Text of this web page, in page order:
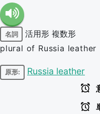
名詞 活用形 複数形
plural of Russia leather
原形: Russia leather